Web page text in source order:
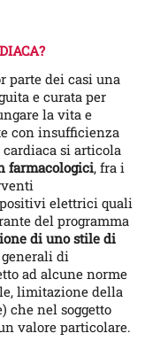
parte dei casi una
e curata per
la vita e
con insufficienza
si articola
farmacologici, fra i
elettrici quali
del programma
di uno stile di
di
ad alcune norme
limitazione della
che nel soggetto
valore particolare.